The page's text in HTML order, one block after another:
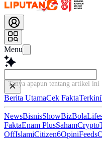
Menu
Tanya apapun tentang artikel ini...
Berita UtamaCek FaktaTerkini
NewsBisnisShowBizBola
FaktaEnam PlusSahamCrypto
OffIslamiCitizen6OpiniFeeds